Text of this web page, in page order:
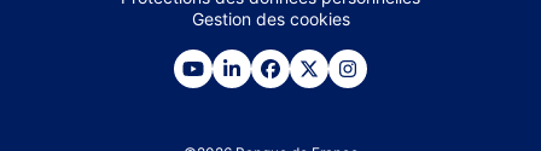
Gestion des cookies